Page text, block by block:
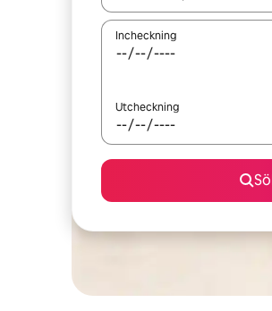
Incheckning
Utcheckning